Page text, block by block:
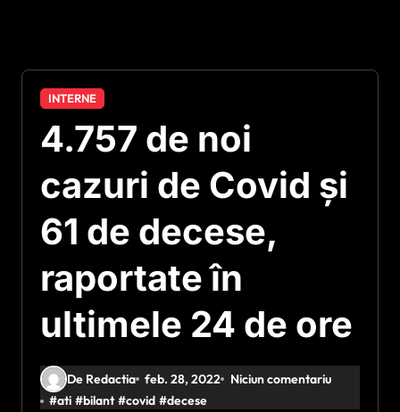
INTERNE
4.757 de noi
cazuri de Covid și
61 de decese,
raportate în
ultimele 24 de ore
De Redactia feb. 28, 2022
Niciun comentariu
#ati #bilant #covid #decese